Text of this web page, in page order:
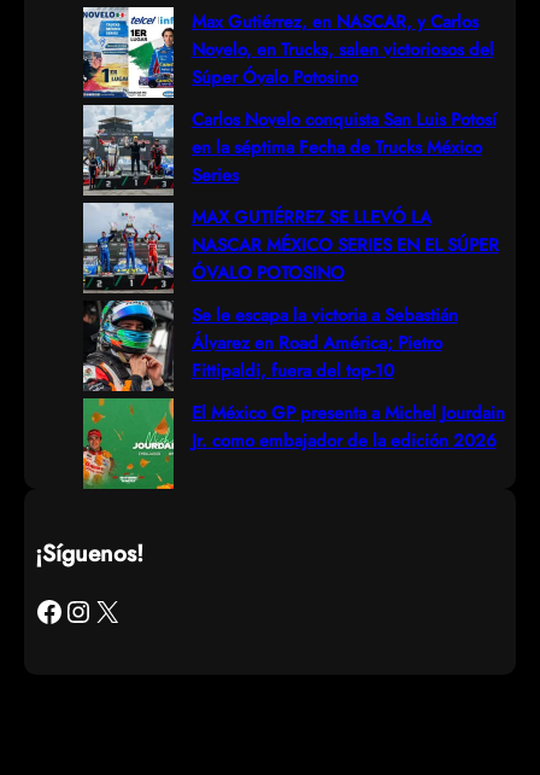
Max Gutiérrez, en NASCAR, y Carlos
Novelo, en Trucks, salen victoriosos del
Súper Óvalo Potosino
Carlos Novelo conquista San Luis Potosí
en la séptima Fecha de Trucks México
Series
MAX GUTIÉRREZ SE LLEVÓ LA
NASCAR MÉXICO SERIES EN EL SÚPER
ÓVALO POTOSINO
Se le escapa la victoria a Sebastián
Álvarez en Road América; Pietro
Fittipaldi, fuera del top-10
El México GP presenta a Michel Jourdain
Jr. como embajador de la edición 2026
¡Síguenos!
Facebook Instagram X